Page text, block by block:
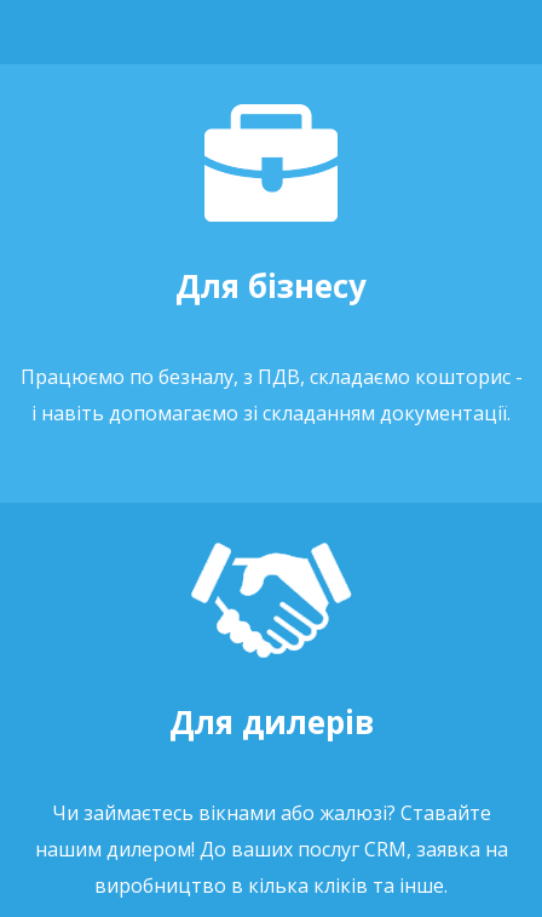
Для бізнесу
Працюємо по безналу, з ПДВ, складаємо кошторис -
і навіть допомагаємо зі складанням документації.
Для дилерів
Чи займаєтесь вікнами або жалюзі? Ставайте
нашим дилером! До ваших послуг CRM, заявка на
виробництво в кілька кліків та інше.